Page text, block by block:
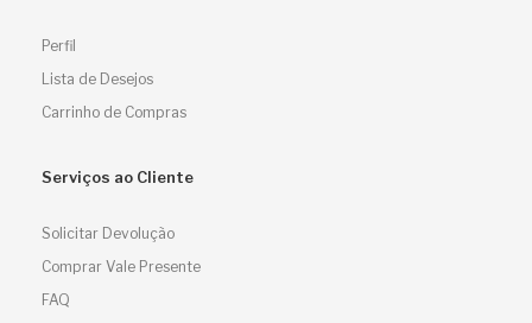
Perfil
Lista de Desejos
Carrinho de Compras
Serviços ao Cliente
Solicitar Devolução
Comprar Vale Presente
FAQ